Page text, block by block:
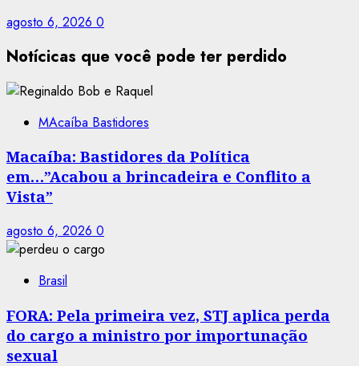
agosto 6, 2026 0
Notícicas que você pode ter perdido
MAcaíba Bastidores
Macaíba: Bastidores da Política
em…”Acabou a brincadeira e Conflito a
Vista”
agosto 6, 2026 0
Brasil
FORA: Pela primeira vez, STJ aplica perda
do cargo a ministro por importunação
sexual